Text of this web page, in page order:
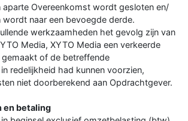
aparte Overeenkomst wordt gesloten en/
naar een bevoegde derde.
werkzaamheden het gevolg zijn van
Media, XYTO Media een verkeerde
of de betreffende
redelijkheid had kunnen voorzien,
niet doorberekend aan Opdrachtgever.
en betaling